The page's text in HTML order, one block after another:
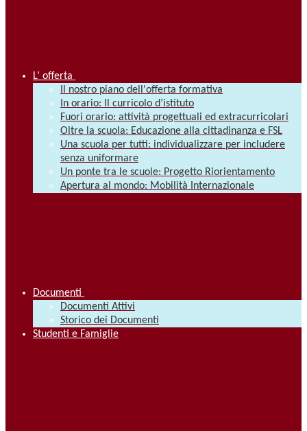
L’ offerta
Il nostro piano dell'offerta formativa
In orario: Il curricolo d’istituto
Fuori orario: attività progettuali ed extracurricolari
Oltre la scuola: Educazione alla cittadinanza e FSL
Una scuola per tutti: individualizzare per includere
senza uniformare
Un ponte tra le scuole: Progetto Riorientamento
Apertura al mondo: Mobilità Internazionale
Documenti
Documenti Attivi
Storico dei Documenti
Studenti e Famiglie